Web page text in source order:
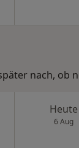
nach, ob
Heute
6 Aug